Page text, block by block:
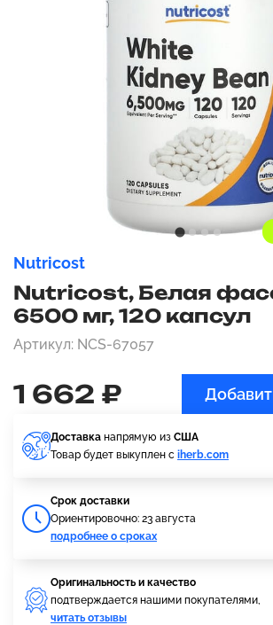
Nutricost
Nutricost, Белая
6500 мг, 120 капсул
Артикул: NCS-67057
1 662 ₽
Доставка напрямую из США
Товар будет выкуплен с iherb.com
Cрок доставки
Ориентировочно: 23 августа
подробнее о сроках
Оригинальность и качество
подтверждается нашими покупателями,
читать отзывы